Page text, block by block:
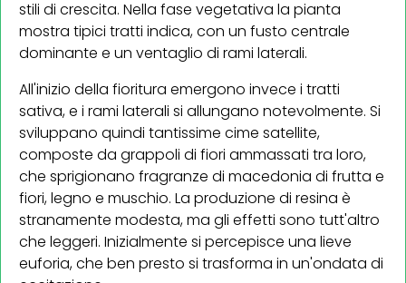
stili di crescita. Nella fase vegetativa la pianta
mostra tipici tratti indica, con un fusto centrale
dominante e un ventaglio di rami laterali.
All'inizio della fioritura emergono invece i tratti
sativa, e i rami laterali si allungano notevolmente. Si
sviluppano quindi tantissime cime satellite,
composte da grappoli di fiori ammassati tra loro,
che sprigionano fragranze di macedonia di frutta e
fiori, legno e muschio. La produzione di resina è
stranamente modesta, ma gli effetti sono tutt'altro
che leggeri. Inizialmente si percepisce una lieve
euforia, che ben presto si trasforma in un'ondata di